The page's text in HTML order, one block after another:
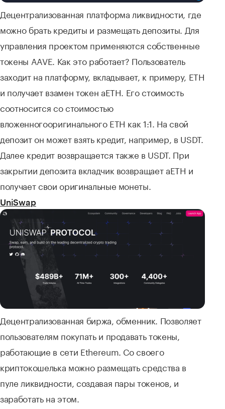
Децентрализованная платформа ликвидности, где
можно брать кредиты и размещать депозиты. Для
управления проектом применяются собственные
токены AAVE. Как это работает? Пользователь
заходит на платформу, вкладывает, к примеру, ETH
и получает взамен токен аETH. Его стоимость
соотносится со стоимостью
вложенногооригинального ETH как 1:1. На свой
депозит он может взять кредит, например, в USDT.
Далее кредит возвращается также в USDT. При
закрытии депозита вкладчик возвращает аETH и
получает свои оригинальные монеты.
UniSwap
Децентрализованная биржа, обменник. Позволяет
пользователям покупать и продавать токены,
работающие в сети Ethereum. Со своего
криптокошелька можно размещать средства в
пуле ликвидности, создавая пары токенов, и
заработать на этом.